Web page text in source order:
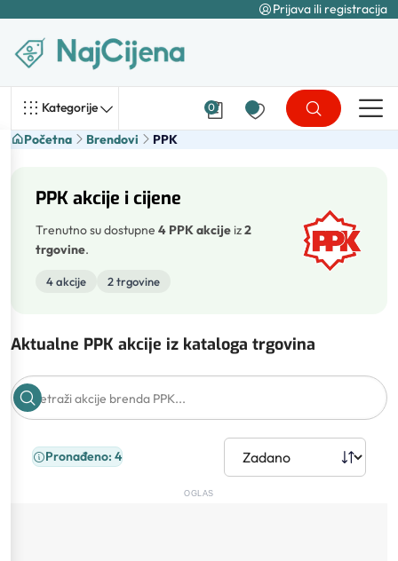
Prijava ili registracija
Kategorije 0
Početna Brendovi PPK
PPK akcije i cijene
Trenutno su dostupne 4 PPK akcije iz2
trgovine.
4 akcije 2 trgovine
Aktualne PPK akcije iz kataloga trgovina
Pronađeno: 4
OGLAS